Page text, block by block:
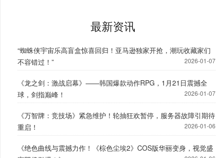
最新资讯
“蜘蛛侠宇宙乐高盲盒惊喜回归！亚马逊独家开抢，潮玩收藏家们
不容错过！”
2026-01-07
《龙之剑：激战启幕》——韩国爆款动作RPG，1月21日震撼全
球，剑指巅峰！
2026-01-07
《万智牌：竞技场》紧急维护！轮抽狂欢暂停，服务器故障引期待
重启！
2026-01-06
《绝色曲线与震撼力作！《棕色尘埃2》COS版华丽变身，视觉盛